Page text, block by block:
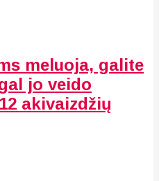
meluoja, galite
jo veido
akivaizdžių